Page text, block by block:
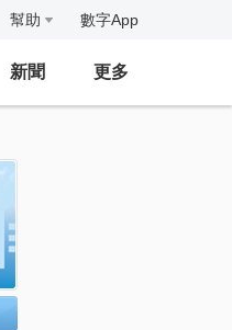
幫助 數字App
新聞 更多